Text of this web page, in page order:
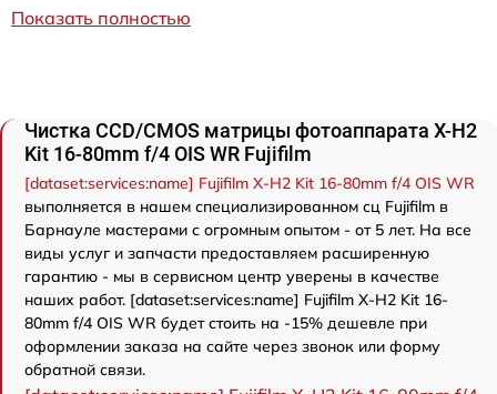
Показать полностью
Чистка CCD/CMOS матрицы фотоаппарата X-H2
Kit 16-80mm f/4 OIS WR Fujifilm
[dataset:services:name] Fujifilm X-H2 Kit 16-80mm f/4 OIS WR
выполняется в нашем специализированном сц Fujifilm в
Барнауле мастерами с огромным опытом - от 5 лет. На все
виды услуг и запчасти предоставляем расширенную
гарантию - мы в сервисном центр уверены в качестве
наших работ. [dataset:services:name] Fujifilm X-H2 Kit 16-
80mm f/4 OIS WR будет стоить на -15% дешевле при
оформлении заказа на сайте через звонок или форму
обратной связи.